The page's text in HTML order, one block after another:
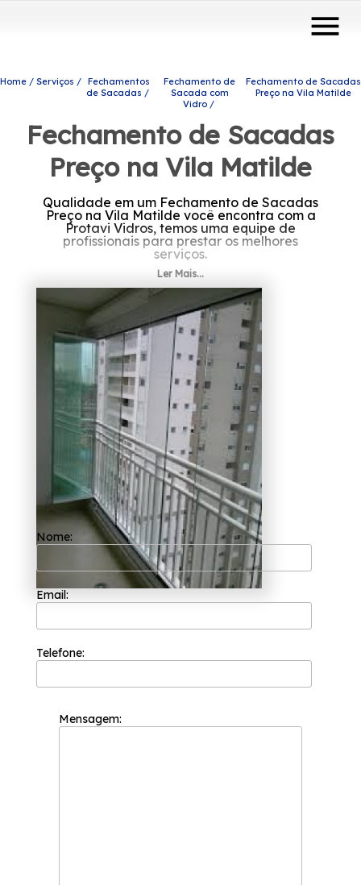
menu
Home Serviços
Fechamentos
de Sacadas
Fechamento de
Sacada com
Vidro
Fechamento de Sacadas
Preço na Vila Matilde
Fechamento de Sacadas
Preço na Vila Matilde
Qualidade em um Fechamento de Sacadas
Preço na Vila Matilde você encontra com a
Protavi Vidros, temos uma equipe de
profissionais para prestar os melhores
serviços.
Está buscando Fechamento de Sacadas
Preço na Vila Matilde? Conte com a Protavi
Vidros e tenha a solução que você busca do
setor de engenharia de vidros, são diversas
opções de produtos e serviços oferecidas,
como envidraçamento de sacadas, box para
banheiros e portas de vidro. Fale conosco e
tenha um ambiente mais moderno, estamos à
sua disposição.
Ler Mais...
Nome:
Email:
Telefone:
Mensagem: